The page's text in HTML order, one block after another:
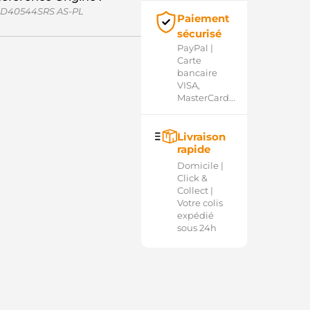
AS-PL
Paiement
sécurisé
PayPal |
Carte
bancaire
VISA,
MasterCard...
Livraison
rapide
Domicile |
Click &
Collect |
Votre colis
expédié
sous 24h